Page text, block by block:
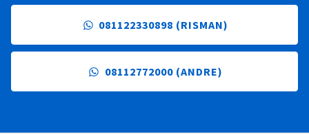
081122330898 (RISMAN)
08112772000 (ANDRE)